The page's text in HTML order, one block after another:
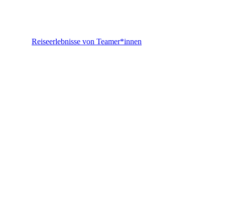
Reiseerlebnisse von Teamer*innen